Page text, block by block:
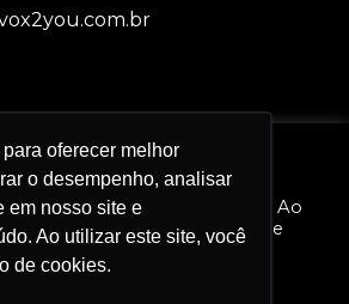
oferecer melhor
o desempenho, analisar
em nosso site e
Ao utilizar este site, você
de cookies.
Gostar
e outras tecnologias
sua experiência em
nossa publicidade. Ao
você aceita esta política de